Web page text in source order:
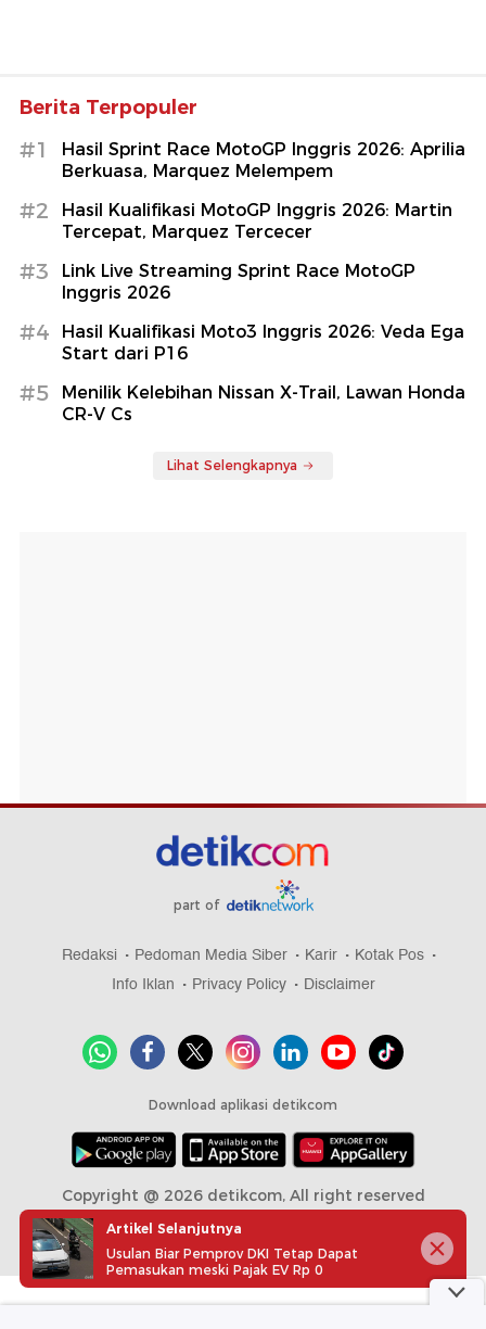
Berita Terpopuler
#1
Hasil Sprint Race MotoGP Inggris 2026: Aprilia
Berkuasa, Marquez Melempem
#2
Hasil Kualifikasi MotoGP Inggris 2026: Martin
Tercepat, Marquez Tercecer
#3
Link Live Streaming Sprint Race MotoGP
Inggris 2026
#4
Hasil Kualifikasi Moto3 Inggris 2026: Veda Ega
Start dari P16
#5
Menilik Kelebihan Nissan X-Trail, Lawan Honda
CR-V Cs
Lihat Selengkapnya
part of
Redaksi Pedoman Media Siber Karir
Kotak Pos
Info Iklan
Privacy Policy Disclaimer
Download aplikasi detikcom
Copyright @ 2026 detikcom, All right reserved
Artikel Selanjutnya
Usulan Biar Pemprov DKI Tetap Dapat
Pemasukan meski Pajak EV Rp 0